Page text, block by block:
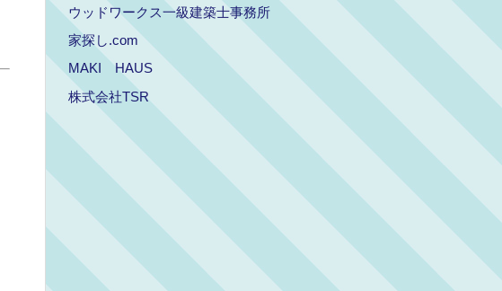
ウッドワークス一級建築士事務所
家探し.com
MAKI HAUS
株式会社TSR